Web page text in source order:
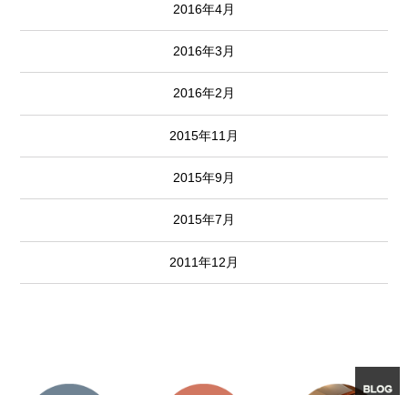
2016年4月
2016年3月
2016年2月
2015年11月
2015年9月
2015年7月
2011年12月